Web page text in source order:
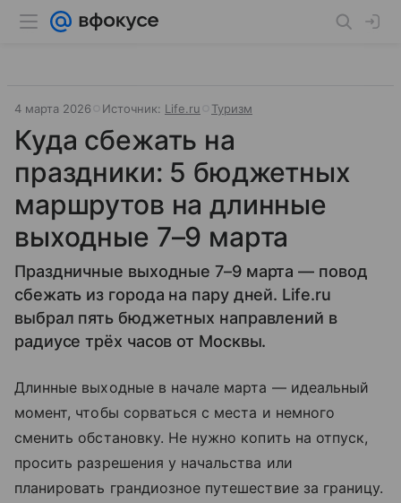
4 марта 2026 Источник: Life.ru Туризм
Куда сбежать на
праздники: 5 бюджетных
маршрутов на длинные
выходные 7–9 марта
Праздничные выходные 7–9 марта — повод
сбежать из города на пару дней. Life.ru
выбрал пять бюджетных направлений в
радиусе трёх часов от Москвы.
Длинные выходные в начале марта — идеальный
момент, чтобы сорваться с места и немного
сменить обстановку. Не нужно копить на отпуск,
просить разрешения у начальства или
планировать грандиозное путешествие за границу.